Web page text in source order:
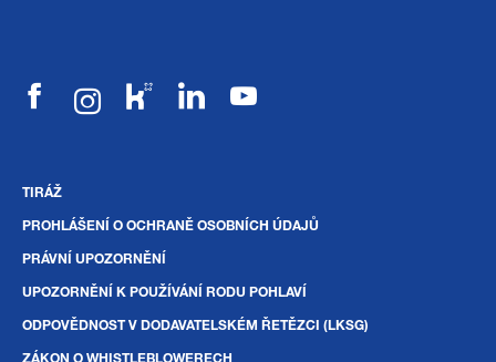
TIRÁŽ
PROHLÁŠENÍ O OCHRANĚ OSOBNÍCH ÚDAJŮ
PRÁVNÍ UPOZORNĚNÍ
UPOZORNĚNÍ K POUŽÍVÁNÍ RODU POHLAVÍ
ODPOVĚDNOST V DODAVATELSKÉM ŘETĚZCI (LKSG)
ZÁKON O WHISTLEBLOWERECH